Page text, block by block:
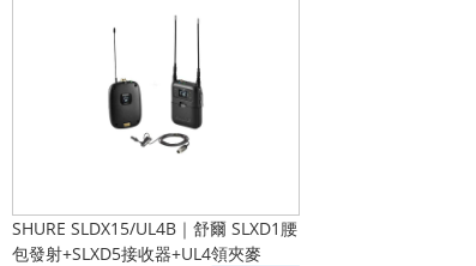
SHURE SLDX15/UL4B｜舒爾 SLXD1腰
包發射+SLXD5接收器+UL4領夾麥